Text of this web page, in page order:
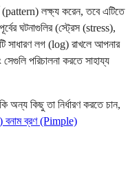
(pattern) লক্ষ্য করেন, তবে এটিতে
ঘটনাগুলির (স্ট্রেস (stress),
লগ (log) রাখলে আপনার
পরিচালনা করতে সাহায্য
অন্য কিছু তা নির্ধারণ করতে চান,
বনাম ব্রণ (Pimple)